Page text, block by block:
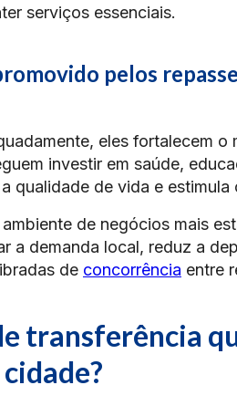
serviços essenciais.
pelos
eles fortalecem o
investir em saúde,
qualidade de vida e estimula
de negócios mais
a demanda local, reduz a
de concorrência entre
transferência